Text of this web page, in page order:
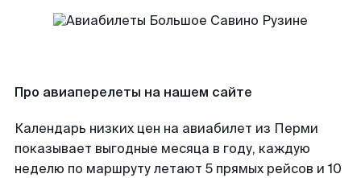
Про авиаперелеты на нашем сайте
Календарь низких цен на авиабилет из Перми
показывает выгодные месяца в году, каждую
неделю по маршруту летают 5 прямых рейсов и 10